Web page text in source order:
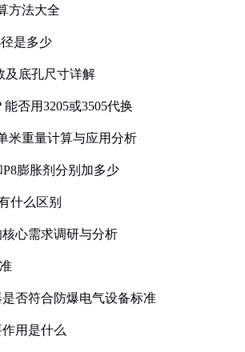
方法大全
是多少
及底孔尺寸详解
否用3205或3505代换
米重量计算与应用分析
膨胀剂分别加多少
什么区别
心需求调研与分析
否符合防爆电气设备标准
用是什么